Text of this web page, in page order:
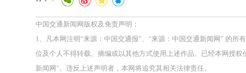
中国交通新闻网版权及免责声明：
1、凡本网注明“来源：中国交通报”、“来源：中国交通新闻网” 的
位及个人不得转载、摘编或以其他方式使用上述作品。已经本网授
新闻网”。违反上述声明者，本网将追究其相关法律责任。